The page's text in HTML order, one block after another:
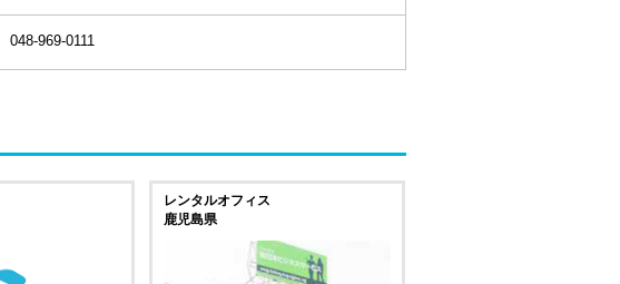
048-969-0111
レンタルオフィス
鹿児島県